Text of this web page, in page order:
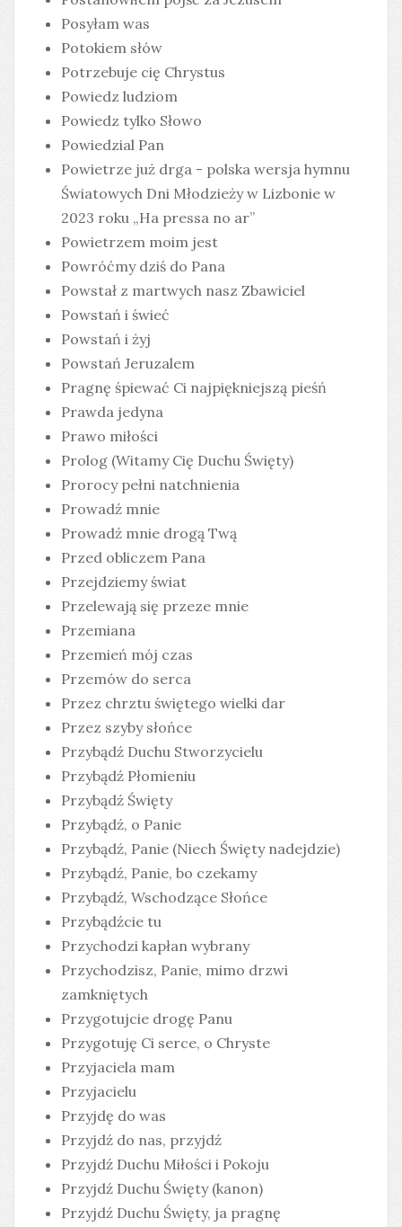
Posyłam was
Potokiem słów
Potrzebuje cię Chrystus
Powiedz ludziom
Powiedz tylko Słowo
Powiedzial Pan
Powietrze już drga - polska wersja hymnu
Światowych Dni Młodzieży w Lizbonie w
2023 roku „Ha pressa no ar”
Powietrzem moim jest
Powróćmy dziś do Pana
Powstał z martwych nasz Zbawiciel
Powstań i świeć
Powstań i żyj
Powstań Jeruzalem
Pragnę śpiewać Ci najpiękniejszą pieśń
Prawda jedyna
Prawo miłości
Prolog (Witamy Cię Duchu Święty)
Prorocy pełni natchnienia
Prowadź mnie
Prowadź mnie drogą Twą
Przed obliczem Pana
Przejdziemy świat
Przelewają się przeze mnie
Przemiana
Przemień mój czas
Przemów do serca
Przez chrztu świętego wielki dar
Przez szyby słońce
Przybądź Duchu Stworzycielu
Przybądź Płomieniu
Przybądź Święty
Przybądź, o Panie
Przybądź, Panie (Niech Święty nadejdzie)
Przybądź, Panie, bo czekamy
Przybądź, Wschodzące Słońce
Przybądźcie tu
Przychodzi kapłan wybrany
Przychodzisz, Panie, mimo drzwi
zamkniętych
Przygotujcie drogę Panu
Przygotuję Ci serce, o Chryste
Przyjaciela mam
Przyjacielu
Przyjdę do was
Przyjdź do nas, przyjdź
Przyjdź Duchu Miłości i Pokoju
Przyjdź Duchu Święty (kanon)
Przyjdź Duchu Święty, ja pragnę